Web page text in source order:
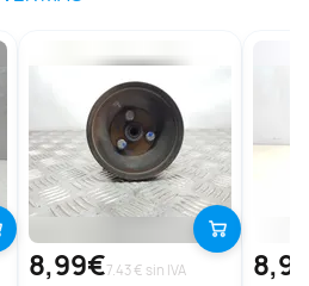
8,99€7.43 € sin IVA